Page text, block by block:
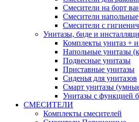
Смесители на борт
Смесители напольные
Смесители с
Унитазы, биде и
Комплекты унитаз +
Напольные унитазы
Подвесные унитазы
Приставные унитазы
Сиденья для унитазов
Смарт унитазы
Унитазы с функцией
СМЕСИТЕЛИ
Комплекты смесителей